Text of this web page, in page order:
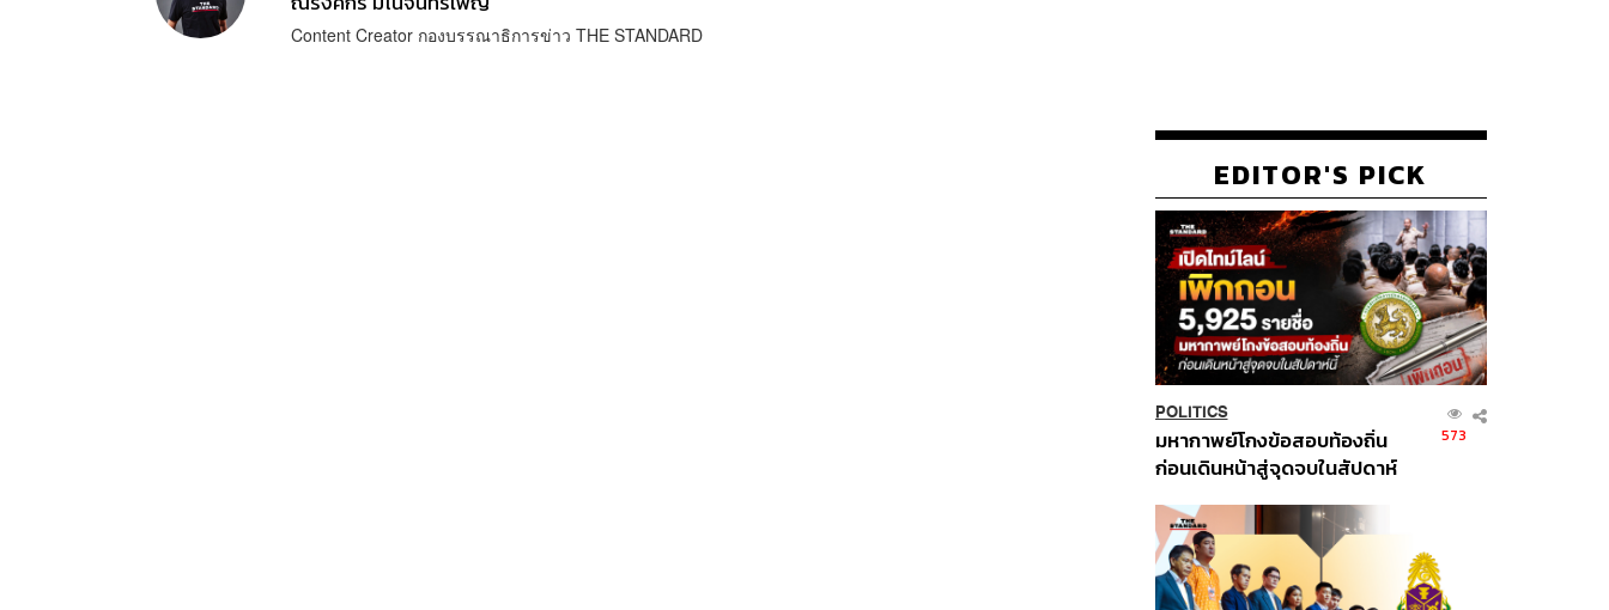
Content Creator กองบรรณาธิการข่าว THE STANDARD
EDITOR'S PICK
POLITICS
มหากาพย์โกงข้อสอบท้องถิ่น
ก่อนเดินหน้าสู่จุดจบในสัปดาห์
573